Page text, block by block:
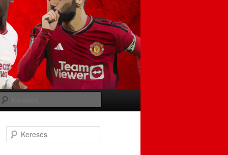
Keresés